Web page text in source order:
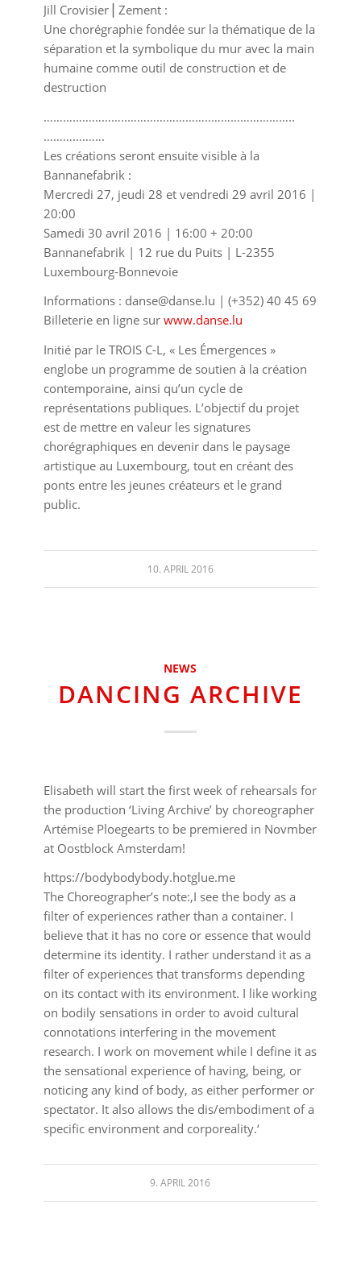
Jill Crovisier⎥ Zement :
Une chorégraphie fondée sur la thématique de la
séparation et la symbolique du mur avec la main
humaine comme outil de construction et de
destruction
……………………..……………………..……………………..
……………….
Les créations seront ensuite visible à la
Bannanefabrik :
Mercredi 27, jeudi 28 et vendredi 29 avril 2016 |
20:00
Samedi 30 avril 2016 | 16:00 + 20:00
Bannanefabrik | 12 rue du Puits | L-2355
Luxembourg-Bonnevoie
Informations : danse@danse.lu | (+352) 40 45 69
Billeterie en ligne sur www.danse.lu
Initié par le TROIS C-L, « Les Émergences »
englobe un programme de soutien à la création
contemporaine, ainsi qu’un cycle de
représentations publiques. L’objectif du projet
est de mettre en valeur les signatures
chorégraphiques en devenir dans le paysage
artistique au Luxembourg, tout en créant des
ponts entre les jeunes créateurs et le grand
public.
10. APRIL 2016
NEWS
DANCING ARCHIVE
Elisabeth will start the first week of rehearsals for
the production ‘Living Archive’ by choreographer
Artémise Ploegearts to be premiered in Novmber
at Oostblock Amsterdam!
https://bodybodybody.hotglue.me
The Choreographer’s note:‚I see the body as a
filter of experiences rather than a container. I
believe that it has no core or essence that would
determine its identity. I rather understand it as a
filter of experiences that transforms depending
on its contact with its environment. I like working
on bodily sensations in order to avoid cultural
connotations interfering in the movement
research. I work on movement while I define it as
the sensational experience of having, being, or
noticing any kind of body, as either performer or
spectator. It also allows the dis/embodiment of a
specific environment and corporeality.‘
9. APRIL 2016